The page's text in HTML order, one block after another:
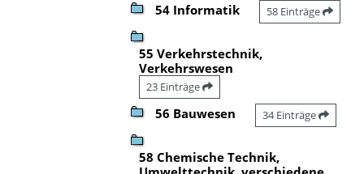
54 Informatik 58 Einträge
55 Verkehrstechnik,
Verkehrswesen
23 Einträge
56 Bauwesen 34 Einträge
58 Chemische Technik,